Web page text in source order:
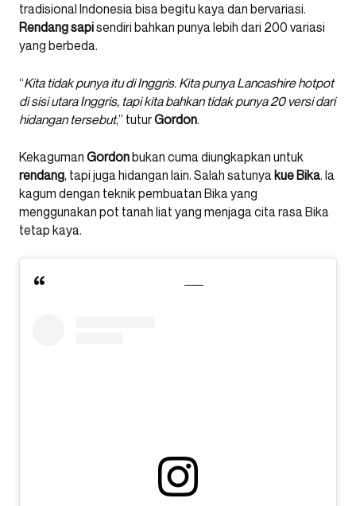
tradisional Indonesia bisa begitu kaya dan bervariasi.
Rendangsapisendiri bahkan punya lebih dari 200 variasi
yang berbeda.
“Kita tidak punya itu di Inggris. Kita punya Lancashire hotpot
di sisi utara Inggris, tapi kita bahkan tidak punya 20 versi dari
hidangan tersebut,” tuturGordon.
Kekaguman Gordonbukan cuma diungkapkan untuk
rendang, tapi juga hidangan lain. Salah satunya kue Bika. Ia
kagum dengan teknik pembuatan Bika yang
menggunakan pot tanah liat yang menjaga cita rasa Bika
tetap kaya.